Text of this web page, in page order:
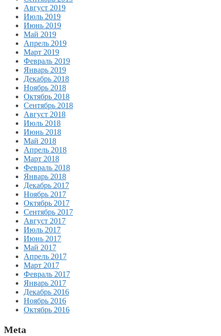
Август 2019
Июль 2019
Июнь 2019
Май 2019
Апрель 2019
Март 2019
Февраль 2019
Январь 2019
Декабрь 2018
Ноябрь 2018
Октябрь 2018
Сентябрь 2018
Август 2018
Июль 2018
Июнь 2018
Май 2018
Апрель 2018
Март 2018
Февраль 2018
Январь 2018
Декабрь 2017
Ноябрь 2017
Октябрь 2017
Сентябрь 2017
Август 2017
Июль 2017
Июнь 2017
Май 2017
Апрель 2017
Март 2017
Февраль 2017
Январь 2017
Декабрь 2016
Ноябрь 2016
Октябрь 2016
Meta